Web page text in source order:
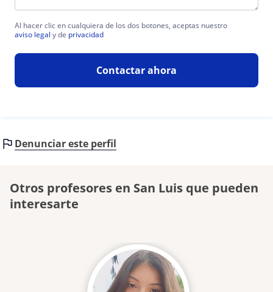
Al hacer clic en cualquiera de los dos botones, aceptas nuestro
aviso legal y de privacidad
Contactar ahora
Denunciar este perfil
Otros profesores en San Luis que pueden
interesarte